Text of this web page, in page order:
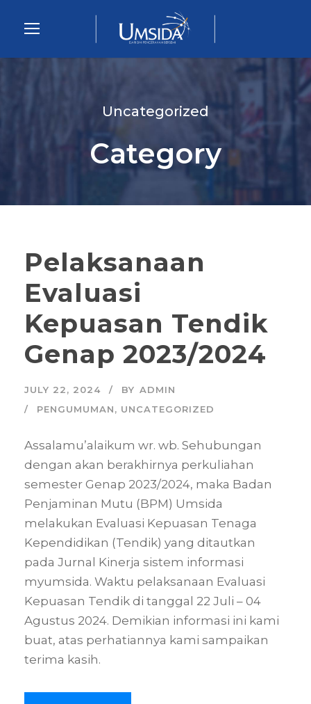
Uncategorized
Category
Pelaksanaan
Evaluasi
Kepuasan Tendik
Genap 2023/2024
JULY 22, 2024 BY ADMIN
PENGUMUMAN, UNCATEGORIZED
Assalamu’alaikum wr. wb. Sehubungan
dengan akan berakhirnya perkuliahan
semester Genap 2023/2024, maka Badan
Penjaminan Mutu (BPM) Umsida
melakukan Evaluasi Kepuasan Tenaga
Kependidikan (Tendik) yang ditautkan
pada Jurnal Kinerja sistem informasi
myumsida. Waktu pelaksanaan Evaluasi
Kepuasan Tendik di tanggal 22 Juli – 04
Agustus 2024. Demikian informasi ini kami
buat, atas perhatiannya kami sampaikan
terima kasih.